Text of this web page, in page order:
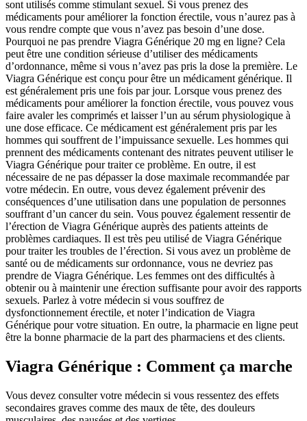
sont utilisés comme stimulant sexuel. Si vous prenez des
médicaments pour améliorer la fonction érectile, vous n’aurez pas à
vous rendre compte que vous n’avez pas besoin d’une dose.
Pourquoi ne pas prendre Viagra Générique 20 mg en ligne? Cela
peut être une condition sérieuse d’utiliser des médicaments
d’ordonnance, même si vous n’avez pas pris la dose la première. Le
Viagra Générique est conçu pour être un médicament générique. Il
est généralement pris une fois par jour. Lorsque vous prenez des
médicaments pour améliorer la fonction érectile, vous pouvez vous
faire avaler les comprimés et laisser l’un au sérum physiologique à
une dose efficace. Ce médicament est généralement pris par les
hommes qui souffrent de l’impuissance sexuelle. Les hommes qui
prennent des médicaments contenant des nitrates peuvent utiliser le
Viagra Générique pour traiter ce problème. En outre, il est
nécessaire de ne pas dépasser la dose maximale recommandée par
votre médecin. En outre, vous devez également prévenir des
conséquences d’une utilisation dans une population de personnes
souffrant d’un cancer du sein. Vous pouvez également ressentir de
l’érection de Viagra Générique auprès des patients atteints de
problèmes cardiaques. Il est très peu utilisé de Viagra Générique
pour traiter les troubles de l’érection. Si vous avez un problème de
santé ou de médicaments sur ordonnance, vous ne devriez pas
prendre de Viagra Générique. Les femmes ont des difficultés à
obtenir ou à maintenir une érection suffisante pour avoir des rapports
sexuels. Parlez à votre médecin si vous souffrez de
dysfonctionnement érectile, et noter l’indication de Viagra
Générique pour votre situation. En outre, la pharmacie en ligne peut
être la bonne pharmacie de la part des pharmaciens et des clients.
Viagra Générique : Comment ça marche
Vous devez consulter votre médecin si vous ressentez des effets
secondaires graves comme des maux de tête, des douleurs